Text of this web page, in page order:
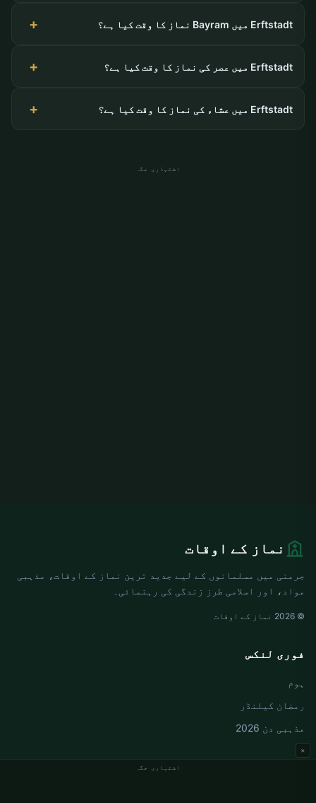
Erftstadt میں Bayram نماز کا وقت کیا ہے؟
Erftstadt میں عصر کی نماز کا وقت کیا ہے؟
Erftstadt میں عشاء کی نماز کا وقت کیا ہے؟
اشتہاری جگہ
اشتہاری جگہ
×
نماز کے اوقات
جرمنی میں مسلمانوں کے لیے جدید ترین نماز کے اوقات، مذہبی
مواد، اور اسلامی طرز زندگی کی رہنمائی۔
© 2026 نماز کے اوقات
فوری لنکس
ہوم
رمضان کیلنڈر
مذہبی دن 2026